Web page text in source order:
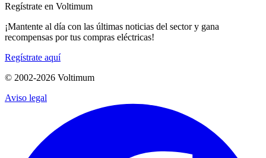
Regístrate en Voltimum
¡Mantente al día con las últimas noticias del sector y gana
recompensas por tus compras eléctricas!
Regístrate aquí
© 2002-2026 Voltimum
Aviso legal